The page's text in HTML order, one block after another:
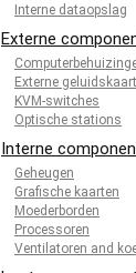
Interne dataopslag
Externe
Externe
KVM-switches
Optische stations
Interne
Geheugen
Grafische kaarten
Moederborden
Processoren
Ventilatoren and